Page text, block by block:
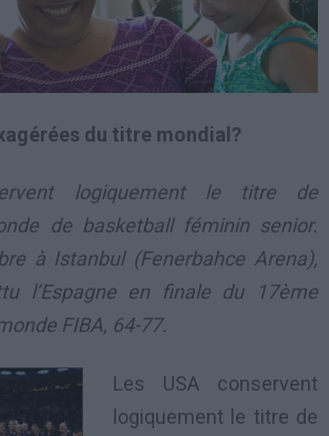
du titre mondial?
logiquement le titre de
de basketball féminin senior.
à Istanbul (Fenerbahce Arena),
l’Espagne en finale du 17ème
FIBA, 64-77.
Les USA conservent
logiquement le titre de